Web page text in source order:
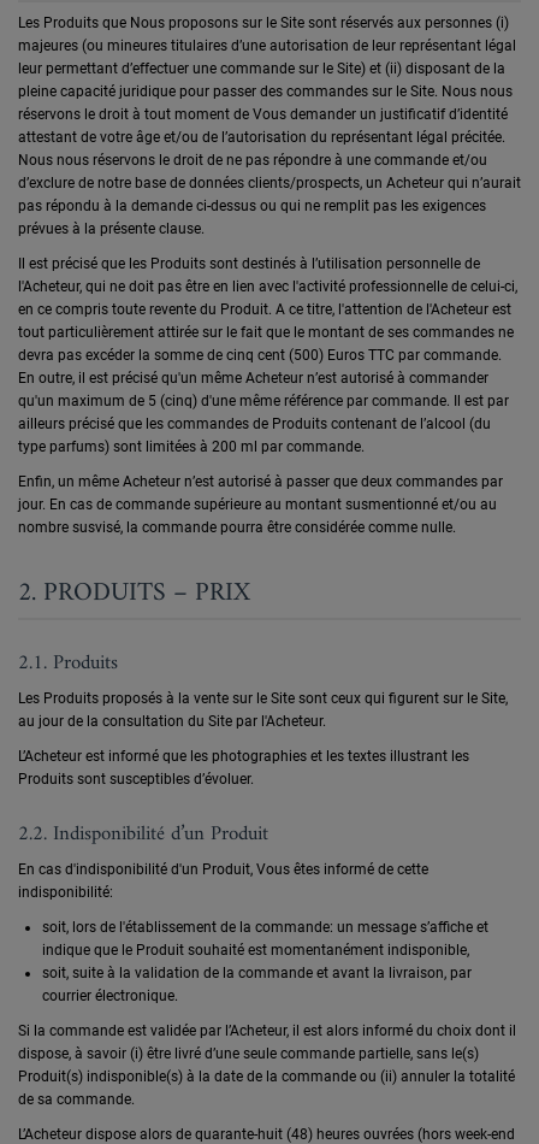
Les Produits que Nous proposons sur le Site sont réservés aux personnes (i)
majeures (ou mineures titulaires d’une autorisation de leur représentant légal
leur permettant d’effectuer une commande sur le Site) et (ii) disposant de la
pleine capacité juridique pour passer des commandes sur le Site. Nous nous
réservons le droit à tout moment de Vous demander un justificatif d’identité
attestant de votre âge et/ou de l’autorisation du représentant légal précitée.
Nous nous réservons le droit de ne pas répondre à une commande et/ou
d’exclure de notre base de données clients/prospects, un Acheteur qui n’aurait
pas répondu à la demande ci-dessus ou qui ne remplit pas les exigences
prévues à la présente clause.
Il est précisé que les Produits sont destinés à l’utilisation personnelle de
l'Acheteur, qui ne doit pas être en lien avec l'activité professionnelle de celui-ci,
en ce compris toute revente du Produit. A ce titre, l'attention de l'Acheteur est
tout particulièrement attirée sur le fait que le montant de ses commandes ne
devra pas excéder la somme de cinq cent (500) Euros TTC par commande.
En outre, il est précisé qu'un même Acheteur n’est autorisé à commander
qu'un maximum de 5 (cinq) d'une même référence par commande. Il est par
ailleurs précisé que les commandes de Produits contenant de l’alcool (du
type parfums) sont limitées à 200 ml par commande.
Enfin, un même Acheteur n’est autorisé à passer que deux commandes par
jour. En cas de commande supérieure au montant susmentionné et/ou au
nombre susvisé, la commande pourra être considérée comme nulle.
2. PRODUITS – PRIX
2.1. Produits
Les Produits proposés à la vente sur le Site sont ceux qui figurent sur le Site,
au jour de la consultation du Site par l'Acheteur.
L’Acheteur est informé que les photographies et les textes illustrant les
Produits sont susceptibles d’évoluer.
2.2. Indisponibilité d’un Produit
En cas d'indisponibilité d'un Produit, Vous êtes informé de cette
indisponibilité:
soit, lors de l'établissement de la commande: un message s’affiche et
indique que le Produit souhaité est momentanément indisponible,
soit, suite à la validation de la commande et avant la livraison, par
courrier électronique.
Si la commande est validée par l’Acheteur, il est alors informé du choix dont il
dispose, à savoir (i) être livré d’une seule commande partielle, sans le(s)
Produit(s) indisponible(s) à la date de la commande ou (ii) annuler la totalité
de sa commande.
L’Acheteur dispose alors de quarante-huit (48) heures ouvrées (hors week-end